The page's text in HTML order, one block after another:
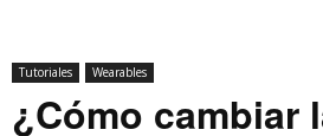
Tutoriales Wearables
¿Cómo cambiar